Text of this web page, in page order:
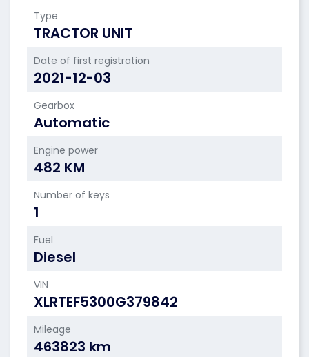
Type
TRACTOR UNIT
Date of first registration
2021-12-03
Gearbox
Automatic
Engine power
482 KM
Number of keys
1
Fuel
Diesel
VIN
XLRTEF5300G379842
Mileage
463823 km